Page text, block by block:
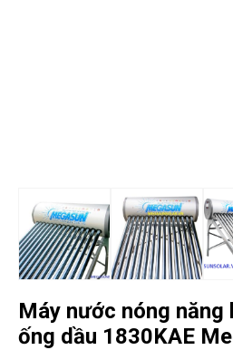
Máy nước nóng
ống dầu 1830KAE